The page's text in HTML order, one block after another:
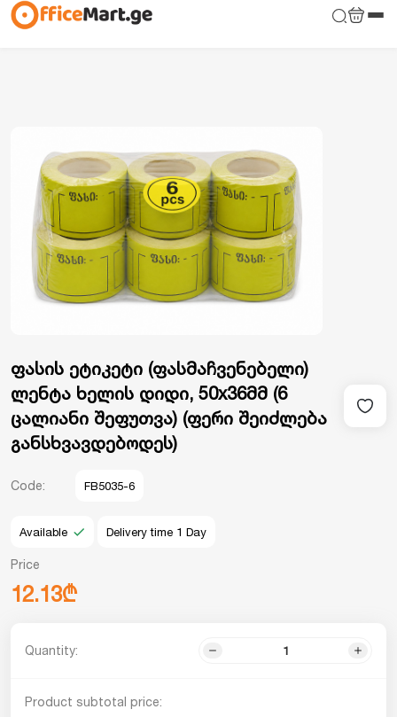
ფასის ეტიკეტი (ფასმაჩვენებელი)
ლენტა ხელის დიდი, 50x36მმ (6
ცალიანი შეფუთვა) (ფერი შეიძლება
განსხვავდებოდეს)
Code: FB5035-6
Available Delivery time 1 Day
Price
12.13₾
Quantity:
Product subtotal price: